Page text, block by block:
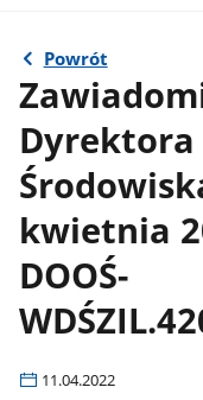
Powrót
kwietnia
DOOŚ-
11.04.2022